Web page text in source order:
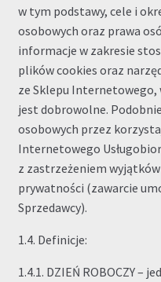
w tym podstawy, cele i
osobowych oraz prawa
informacje w zakresie
plików cookies oraz
ze Sklepu
jest dobrowolne.
osobowych przez
Internetowego
z zastrzeżeniem
prywatności (zawarcie
Sprzedawcy).
1.4. Definicje:
1.4.1. DZIEŃ ROBOCZY –